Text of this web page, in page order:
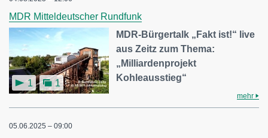
MDR Mitteldeutscher Rundfunk
1 1
MDR-Bürgertalk „Fakt ist!“ live
aus Zeitz zum Thema:
„Milliardenprojekt
Kohleausstieg“
mehr
05.06.2025 – 09:00